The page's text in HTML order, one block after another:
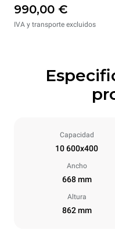
990,00 €
IVA y transporte excluidos
Capacidad
10 600x400
Ancho
668 mm
Altura
862 mm